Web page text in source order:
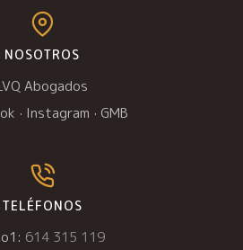
NOSOTROS
Abogados
· Instagram · GMB
TELÉFONOS
614 315 119